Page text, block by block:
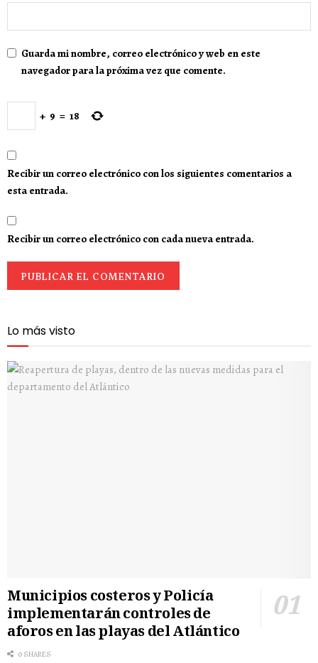
Guarda mi nombre, correo electrónico y web en este
navegador para la próxima vez que comente.
+ 9 = 18
Recibir un correo electrónico con los siguientes comentarios a
esta entrada.
Recibir un correo electrónico con cada nueva entrada.
Lo más visto
Municipios costeros y Policía
implementarán controles de
aforos en las playas del Atlántico
0 SHARES